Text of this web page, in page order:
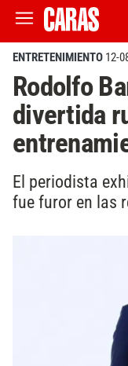
ENTRETENIMIENTO 12-
Rodolfo
divertida
El periodista
fue furor en las